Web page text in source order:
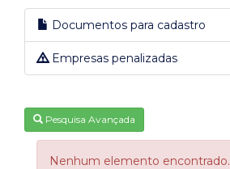
Documentos para cadastro
Empresas penalizadas
Pesquisa Avançada
Nenhum elemento encontrado.